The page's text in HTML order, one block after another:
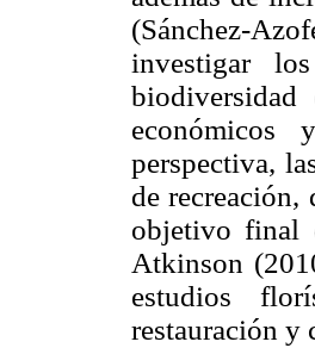
(Sánchez-
investigar
económicos
perspectiva,
de
objetivo final
Atkinson
estudios
restauración y